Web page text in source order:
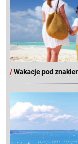
/Wakacje pod